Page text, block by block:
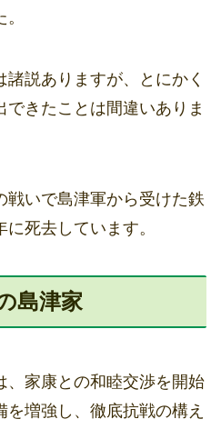
説ありますが、とにかく
きたことは間違いありま
いで島津軍から受けた鉄
死去しています。
島津家
家康との和睦交渉を開始
を増強し、徹底抗戦の構え